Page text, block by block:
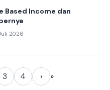
Based Income dan
2026
3 4 › »